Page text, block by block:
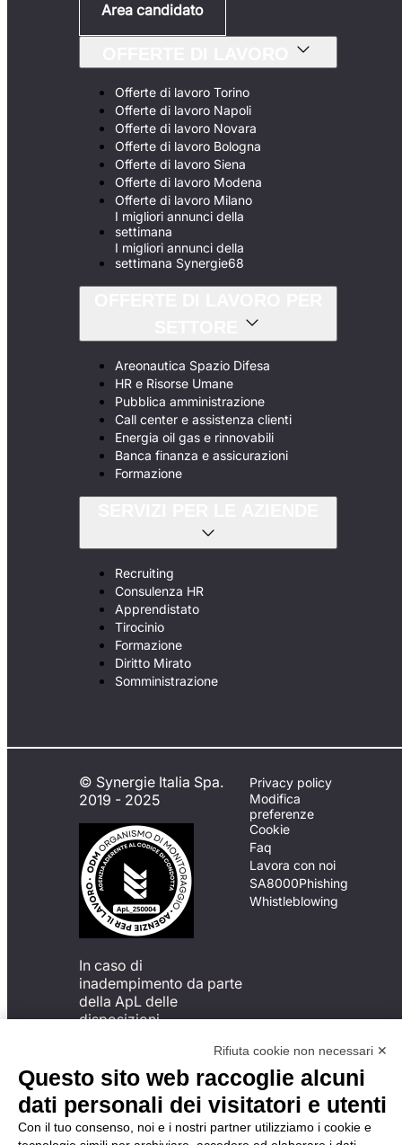
Area candidato
Offerte di lavoro Torino
Offerte di lavoro Napoli
Offerte di lavoro Novara
Offerte di lavoro Bologna
Offerte di lavoro Siena
Offerte di lavoro Modena
Offerte di lavoro Milano
I migliori annunci della
settimana
I migliori annunci della
settimana Synergie68
Areonautica Spazio Difesa
HR e Risorse Umane
Pubblica amministrazione
Call center e assistenza clienti
Energia oil gas e rinnovabili
Banca finanza e assicurazioni
Formazione
Recruiting
Consulenza HR
Apprendistato
Tirocinio
Formazione
Diritto Mirato
Somministrazione
© Synergie Italia Spa.
2019 - 2025
In caso di
inadempimento da parte
della ApL delle
disposizioni
possibile presentare un
reclamo
all’Organismo di
Monitoraggio utilizzando
una delle modalità
Privacy policy
Modifica
preferenze
Cookie
Faq
Lavora con noi
SA8000Phishing
Whistleblowing
Rifiuta cookie non necessari ✕
Questo sito web raccoglie alcuni
dati personali dei visitatori e utenti
Con il tuo consenso, noi e i nostri partner utilizziamo i cookie e